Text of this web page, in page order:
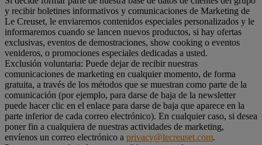
y recibir boletines informativos y comunicaciones de Marketing de
Le Creuset, le enviaremos contenidos especiales personalizados y le
informaremos cuando se lancen nuevos productos, si hay ofertas
exclusivas, eventos de demostraciones, show cooking o eventos
venideros, o promociones especiales dedicadas a usted.
Exclusión voluntaria: Puede dejar de recibir nuestras
comunicaciones de marketing en cualquier momento, de forma
gratuita, a través de los métodos que se muestran como parte de la
comunicación (por ejemplo, para darse de baja de la newsletter
puede hacer clic en el enlace para darse de baja que aparece en la
parte inferior de cada correo electrónico). En cualquier caso, si desea
poner fin a cualquiera de nuestras actividades de marketing,
envíenos un correo electrónico a privacy@lecreuset.com.